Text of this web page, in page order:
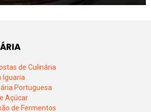
de Culinária
Iguaria
Portuguesa
Açúcar
de Fermentos